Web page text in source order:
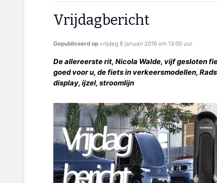
Vrijdagbericht
Gepubliceerd op vrijdag 8 januari 2016 om 13:00 uur
De allereerste rit, Nicola Walde, vijf gesloten
goed voor u, de fiets in verkeersmodellen,
display, ijzel, stroomlijn